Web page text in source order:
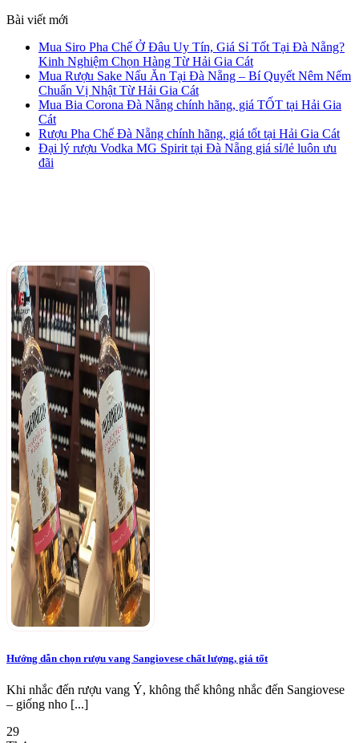
Bài viết mới
Mua Siro Pha Chế Ở Đâu Uy Tín, Giá Sỉ Tốt Tại Đà Nẵng?
Kinh Nghiệm Chọn Hàng Từ Hải Gia Cát
Mua Rượu Sake Nấu Ăn Tại Đà Nẵng – Bí Quyết Nêm Nếm
Chuẩn Vị Nhật Từ Hải Gia Cát
Mua Bia Corona Đà Nẵng chính hãng, giá TỐT tại Hải Gia
Cát
Rượu Pha Chế Đà Nẵng chính hãng, giá tốt tại Hải Gia Cát
Đại lý rượu Vodka MG Spirit tại Đà Nẵng giá sỉ/lẻ luôn ưu
đãi
Hướng dẫn chọn rượu vang Sangiovese chất lượng, giá tốt
Khi nhắc đến rượu vang Ý, không thể không nhắc đến Sangiovese
– giống nho [...]
29